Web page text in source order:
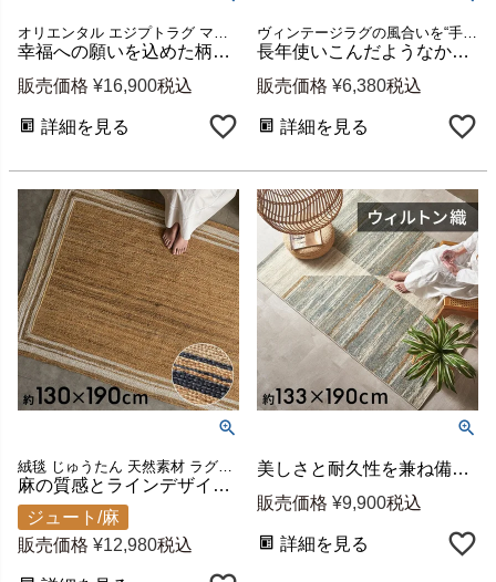
オリエンタル エジプトラグ マット デザインラグ 約1.5畳 2畳 3畳 敷物 ベッドルーム 寝室 ダイニング 模様 柄 ヴィンテージ風 ビンテージ風 模様替え 引っ越し 祝い ギフト プレゼント
幸福への願いを込めた柄のギャッベ風ウィルトン織ラグ 約200×250cm ホットカーペット対応 エジプト製 [eg84265]
販売価格 ¥16,900税込
詳細を見る
ヴィンテージラグの風合いを“手軽に・清潔に”楽しめる ペルシャ絨毯風ウォッシャブルラグマット！リビングをおしゃれに彩るオリエンタル柄 床暖房対応で年中快適 滑り止め付き
長年使いこんだようなかすれを再現したアンティーク風デザインのおしゃれなラグカーペット/約200x250cm 洗濯機で丸洗いOK 薄手で簡単お掃除＆一年中使える 軽くて畳めてラクラク収納ラグマット [84401-e]
販売価格 ¥6,380税込
詳細を見る
絨毯 じゅうたん 天然素材 ラグカーペット スクエア ハンドメイド ベッドサイド 寝室 リビング ダイニング 海外インテリア 韓国インテリア 新生活 模様替え ギフト プレゼント
麻の質感とラインデザインが映えるジュートラグ 約130×190cm (1.5畳相当) インド製 [34534]
ジュート/麻
販売価格 ¥12,980税込
美しさと耐久性を兼ね備えたウィルトン織り ビンテージ加工で長年使った絨毯のようなかすれを忠実に再現したおしゃれなデザインラグカーペット [eg84362]
販売価格 ¥9,900税込
詳細を見る